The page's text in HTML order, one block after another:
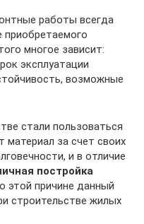
работы всегда
приобретаемого
многое зависит:
эксплуатации
возможные
стали пользоваться
за счет своих
и в отличие
постройка
этой причине данный
строительстве жилых